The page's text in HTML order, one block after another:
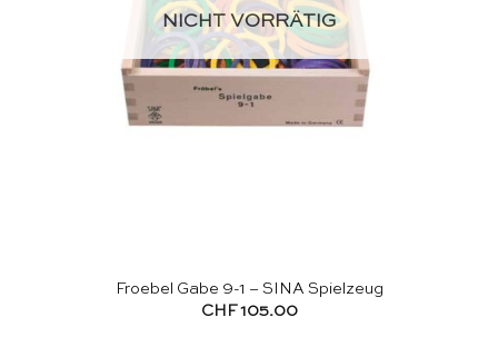
NICHT VORRÄTIG
Froebel Gabe 9-1 – SINA Spielzeug
CHF105.00